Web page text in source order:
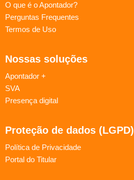
O que é o Apontador?
Perguntas Frequentes
Termos de Uso
Nossas soluções
Apontador +
SVA
Presença digital
Proteção de dados (LGPD)
Política de Privacidade
Portal do Titular